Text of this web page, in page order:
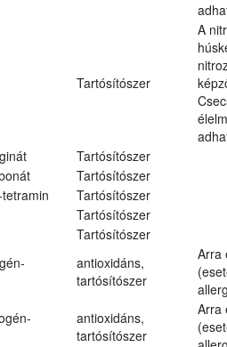
Tartósítószer
A
Tartósítószer
Tartósítószer
Tartósítószer
Tartósítószer
Tartósítószer
antioxidáns,
tartósítószer
Arra
antioxidáns,
tartósítószer
Arra